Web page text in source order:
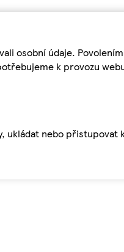
osobní údaje.
k provozu
nebo přistupovat